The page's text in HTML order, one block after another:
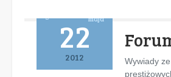
22maja
2012
Wywiady